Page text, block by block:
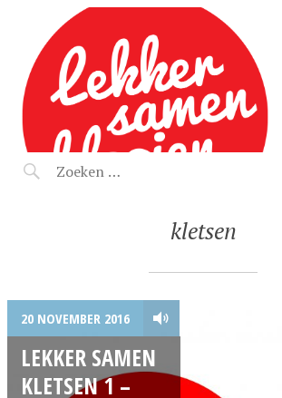
LEKKER SAMEN
kletsen
20 NOVEMBER 2016
LEKKER SAMEN
KLETSEN 1 –